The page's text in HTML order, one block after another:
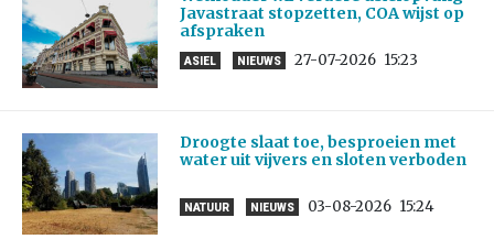
Javastraat stopzetten, COA wijst op
afspraken
ASIEL NIEUWS 27-07-2026 15:23
Droogte slaat toe, besproeien met
water uit vijvers en sloten verboden
NATUUR NIEUWS 03-08-2026 15:24